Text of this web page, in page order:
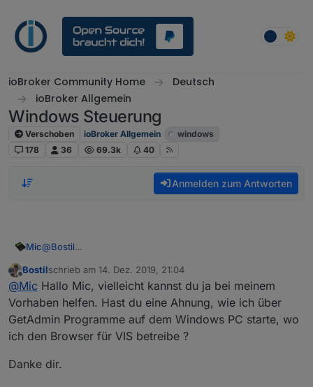
ioBroker Community Home
Deutsch
ioBroker Allgemein
Windows Steuerung
Verschoben ioBroker Allgemein
windows
178
36 69.3k 40
Anmelden zum Antworten
Mic@Bostil
M/iobroker.control-ms-windows/blob/master/control-ms-
windows.js
Offline
Bostilschrieb am 14. Dez. 2019, 21:04
zuletzt editiert von
@Mic Hallo Mic, vielleicht kannst du ja bei meinem
Vorhaben helfen. Hast du eine Ahnung, wie ich über
GetAdmin Programme auf dem Windows PC starte, wo
ich den Browser für VIS betreibe ?
Danke dir.